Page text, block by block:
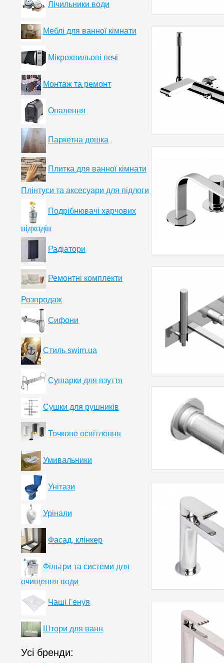
Лічильники води
Меблі для ванної кімнати
Мікрохвильові печі
Монтаж та ремонт
Опалення
Паркетна дошка
Плитка для ванної кімнати
Плінтуси та аксесуари для підлоги
Подрібнювачі харчових
відходів
Радіатори
Ремонтні комплекти
Розпродаж
Сифони
Стиль swim.ua
Сушарки для взуття
Сушки для рушників
Точкове освітлення
Умивальники
Унітази
Урінали
Фасад, клінкер
Фільтри та системи для
очищення води
Чаші Генуя
Штори для ванн
Усі бренди: